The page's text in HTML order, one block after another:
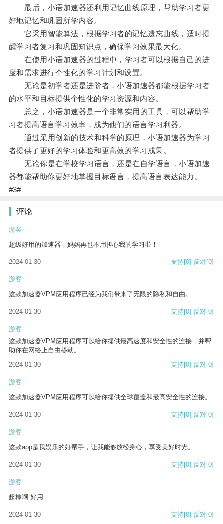
最后，小语加速器还利用记忆曲线原理，帮助学习者更
好地记忆和巩固所学内容。
它采用智能算法，根据学习者的记忆遗忘曲线，适时提
醒学习者复习和巩固知识点，确保学习效果最大化。
在使用小语加速器的过程中，学习者可以根据自己的进
度和需求进行个性化的学习计划和设置。
无论是初学者还是进阶者，小语加速器都能根据学习者
的水平和目标提供个性化的学习资源和内容。
总之，小语加速器是一个非常实用的工具，可以帮助学
习者提高语言学习效率，成为他们的语言学习利器。
通过采用创新的技术和科学的原理，小语加速器为学习
者提供了更好的学习体验和更高效的学习成果。
无论你是在学校学习语言，还是在自学语言，小语加速
器都能帮助你更好地掌握目标语言，提高语言表达能力。
#3#
评论
游客
超级好用的加速器，妈妈再也不用担心我的学习啦！
2024-01-30 支持[0] 反对[0]
游客
这款加速器VPM应用程序已经为我们带来了无限的隐私和自由。
2024-01-30 支持[0] 反对[0]
游客
这款加速器VPM应用程序可以给你提供最高速度和安全性的连接，并帮
助你在网络上自由移动。
2024-01-30
支持[0] 反对[0]
游客
这款加速器VPM应用程序可以给你提供全球覆盖和最高安全性的连接。
2024-01-30 支持[0] 反对[0]
游客
这款app是我娱乐的好帮手，让我能够放松身心，享受美好时光。
2024-01-30 支持[0] 反对[0]
游客
超棒啊 好用
2024-01-30 支持[0] 反对[0]